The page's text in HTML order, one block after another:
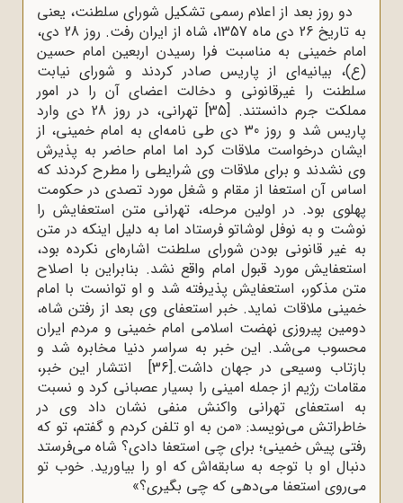
دو روز بعد از اعلام رسمی تشکیل شورای سلطنت، یعنی
به تاریخ 26 دی ماه 1357، شاه از ایران رفت. روز 28 دی،
امام خمینی به مناسبت فرا رسیدن اربعین امام حسین
(ع)، بیانیه‌ای از پاریس صادر کردند و شورای نیابت
سلطنت را غیرقانونی و دخالت اعضای آن را در امور
مملکت جرم دانستند. [35]
تهرانی، در روز 28 دی وارد
پاریس شد و روز 30 دی طی نامه‌ای به امام خمینی، از
ایشان درخواست ملاقات کرد اما امام حاضر به پذیرش
وی نشدند و برای ملاقات وی شرایطی را مطرح کردند که
اساس آن استعفا از مقام و شغل مورد تصدی در حکومت
پهلوی بود. در اولین مرحله، تهرانی متن استعفایش را
نوشت و به نوفل لوشاتو فرستاد اما به دلیل اینکه در متن
به غیر قانونی بودن شورای سلطنت اشاره‌ای نکرده بود،
استعفایش مورد قبول امام واقع نشد. بنابراین با اصلاح
متن مذکور، استعفایش پذیرفته شد و او توانست با امام
خمینی ملاقات نماید. خبر استعفای وی بعد از رفتن شاه،
دومین پیروزی نهضت اسلامی امام خمینی و مردم ایران
محسوب می‌شد. این خبر به سراسر دنیا مخابره شد و
بازتاب وسیعی در جهان داشت.[36] انتشار این خبر،
مقامات رژیم از جمله امینی را بسیار عصبانی کرد و نسبت
به استعفای تهرانی واکنش منفی نشان داد وی در
خاطراتش می‌‌نویسد: «من به او تلفن کردم و گفتم، تو که
رفتی پیش خمینی؛ برای چی استعفا دادی؟ شاه می‌فرستد
دنبال او با توجه به سابقه‌اش که او را بیاورید. خوب تو
می‌روی استعفا می‌دهی که چی بگیری؟»